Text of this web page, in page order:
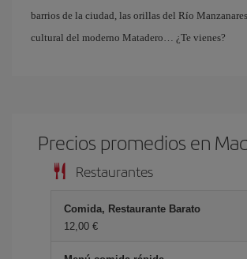
barrios de la ciudad, las orillas del Río
cultural del moderno Matadero… ¿Te vienes?
Precios promedios en
Restaurantes
Comida, Restaurante Barato
12,00 €